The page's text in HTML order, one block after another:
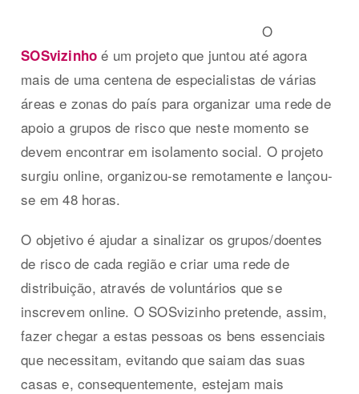
O
SOSvizinho é um projeto que juntou até agora
mais de uma centena de especialistas de várias
áreas e zonas do país para organizar uma rede de
apoio a grupos de risco que neste momento se
devem encontrar em isolamento social. O projeto
surgiu online, organizou-se remotamente e lançou-
se em 48 horas.
O objetivo é ajudar a sinalizar os grupos/doentes
de risco de cada região e criar uma rede de
distribuição, através de voluntários que se
inscrevem online. O SOSvizinho pretende, assim,
fazer chegar a estas pessoas os bens essenciais
que necessitam, evitando que saiam das suas
casas e, consequentemente, estejam mais